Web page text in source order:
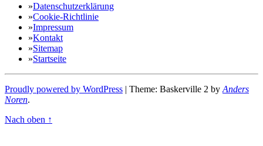
»Datenschutzerklärung
»Cookie-Richtlinie
»Impressum
»Kontakt
»Sitemap
»Startseite
Proudly powered by WordPress | Theme: Baskerville 2 by Anders
Noren.
Nach oben ↑